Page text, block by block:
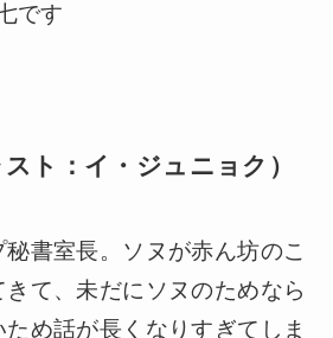
です
ト：イ・ジュニョク）
書室長。ソヌが赤ん坊のこ
て、未だにソヌのためなら
め話が長くなりすぎてしま